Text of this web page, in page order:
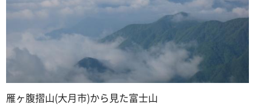
雁ヶ腹摺山(大月市)から見た富士山